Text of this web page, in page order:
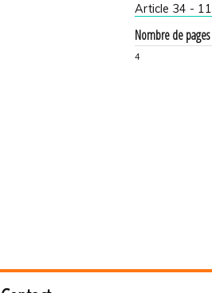
Article 34 - 11
Nombre de pages
4